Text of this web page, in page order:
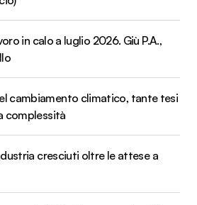
in calo a luglio 2026. Giù P.A.,
cambiamento climatico, tante tesi
complessità
cresciuti oltre le attese a